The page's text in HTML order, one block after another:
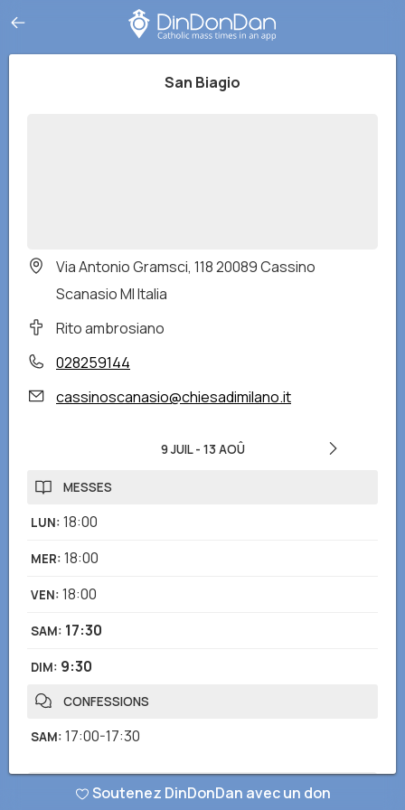
San Biagio
Via Antonio Gramsci, 118 20089 Cassino
Scanasio MI Italia
Rito ambrosiano
028259144
cassinoscanasio@chiesadimilano.it
9 JUIL- 13 AOÛ
MESSES
LUN: 18:00
MER: 18:00
VEN: 18:00
SAM: 17:30
DIM: 9:30
CONFESSIONS
SAM: 17:00-17:30
Avez-vous remarqué des informations incorrectes ou manquantes
Soutenez DinDonDan avec un don